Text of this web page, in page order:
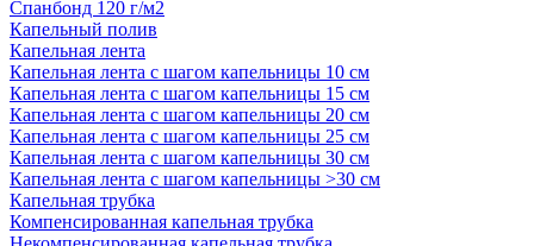
Спанбонд 120 г/м2
Капельный полив
Капельная лента
Капельная лента с шагом капельницы 10 см
Капельная лента с шагом капельницы 15 см
Капельная лента с шагом капельницы 20 см
Капельная лента с шагом капельницы 25 см
Капельная лента с шагом капельницы 30 см
Капельная лента с шагом капельницы >30 см
Капельная трубка
Компенсированная капельная трубка